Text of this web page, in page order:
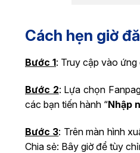
Cách hẹn giờ
Bước 1: Truy cập vào
Bước 2: Lựa chọn
các bạn tiến hành “Nhập
Bước 3: Trên màn hình
Chia sẻ: Bây giờ để tùy